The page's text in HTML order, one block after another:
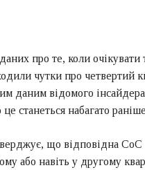
про те, коли очікувати
чутки про четвертий
даним відомого
це станеться набагато
що відповідна
або навіть у другому